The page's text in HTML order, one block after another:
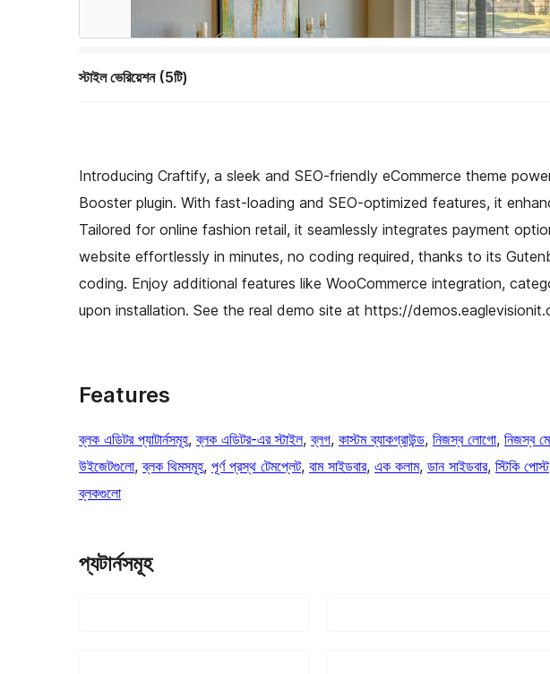
স্টাইল ভেরিয়েশন (5টি)
Introducing Craftify, a sleek and SEO-friendly eCommerce theme
Booster plugin. With fast-loading and SEO-optimized features, it
Tailored for online fashion retail, it seamlessly integrates payment
website effortlessly in minutes, no coding required, thanks to its
coding. Enjoy additional features like WooCommerce integration,
upon installation. See the real demo site at https://
Features
ব্লক এডিটর প্যাটার্নসমূহ, ব্লক এডিটর-এর স্টাইল, ব্লগ, কাস্টম ব্যাকগ্রাউন্ড, নিজস্ব লোগো, নিজস্ব
উইজেটগুলো, ব্লক থিমসমূহ, পূর্ণ প্রস্থ টেমপ্লেট, বাম সাইডবার, এক কলাম, ডান সাইডবার, স্টিকি পোস্ট
ব্লকগুলো
প্যটার্নসমূহ